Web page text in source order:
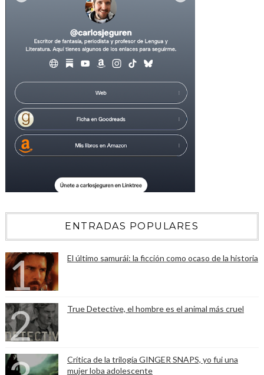
ENTRADAS POPULARES
El último samurái: la ficción como ocaso de la historia
True Detective, el hombre es el animal más cruel
Crítica de la trilogía GINGER SNAPS, yo fui una
mujer loba adolescente